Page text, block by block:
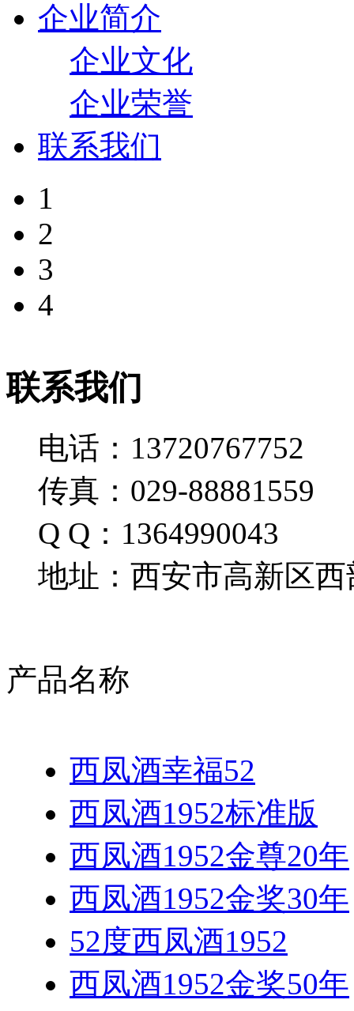
企业简介
企业文化
企业荣誉
联系我们
1
2
3
4
联系我们
电话：13720767752
传真：029-88881559
Q Q：1364990043
地址：西安市高新区西
产品名称
西凤酒幸福52
西凤酒1952标准版
西凤酒1952金尊20年
西凤酒1952金奖30年
52度西凤酒1952
西凤酒1952金奖50年